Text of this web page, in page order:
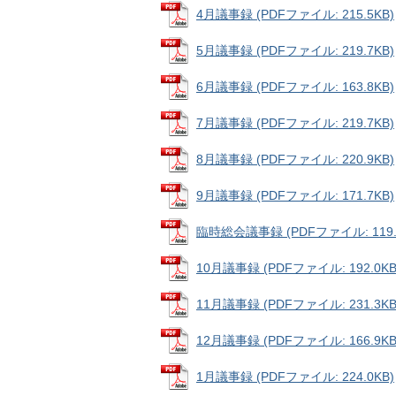
4月議事録 (PDFファイル: 215.5KB)
5月議事録 (PDFファイル: 219.7KB)
6月議事録 (PDFファイル: 163.8KB)
7月議事録 (PDFファイル: 219.7KB)
8月議事録 (PDFファイル: 220.9KB)
9月議事録 (PDFファイル: 171.7KB)
臨時総会議事録 (PDFファイル:
10月議事録 (PDFファイル:
11月議事録 (PDFファイル:
12月議事録 (PDFファイル:
1月議事録 (PDFファイル: 224.0KB)